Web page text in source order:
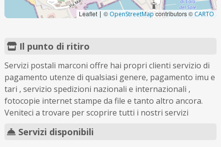
Leaflet | © OpenStreetMapcontributors ©CARTO
Il punto di ritiro
Servizi postali marconi offre hai propri clienti servizio di
pagamento utenze di qualsiasi genere, pagamento imu e
tari , servizio spedizioni nazionali e internazionali ,
fotocopie internet stampe da file e tanto altro ancora.
Veniteci a trovare per scoprire tutti i nostri servizi
Servizi disponibili